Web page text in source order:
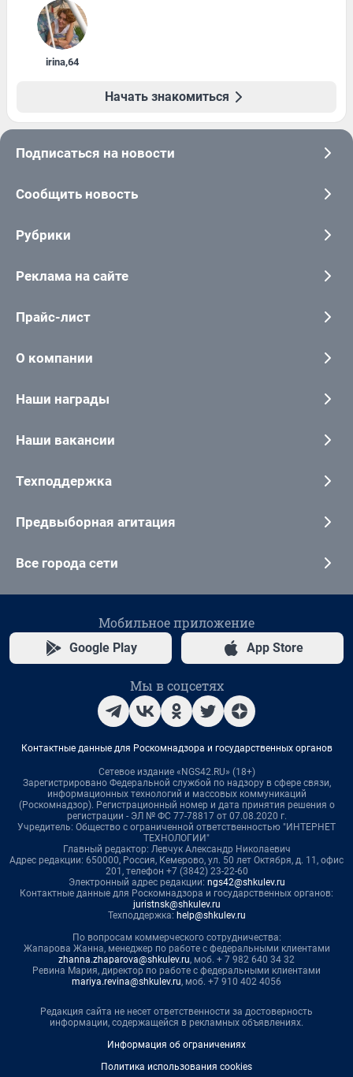
irina,64
Начать знакомиться
Подписаться на новости
Сообщить новость
Рубрики
Реклама на сайте
Прайс-лист
О компании
Наши награды
Наши вакансии
Техподдержка
Предвыборная агитация
Все города сети
Мобильное приложение
Google Play App Store
Мы в соцсетях
Контактные данные для Роскомнадзора и государственных органов
Сетевое издание «NGS42.RU» (18+)
Зарегистрировано Федеральной службой по надзору в сфере связи,
информационных технологий и массовых коммуникаций
(Роскомнадзор). Регистрационный номер и дата принятия решения о
регистрации - ЭЛ № ФС 77-78817 от 07.08.2020 г.
Учредитель: Общество с ограниченной ответственностью "ИНТЕРНЕТ
ТЕХНОЛОГИИ"
Главный редактор: Левчук Александр Николаевич
Адрес редакции: 650000, Россия, Кемерово, ул. 50 лет Октября, д. 11, офис
201, телефон +7 (3842) 23-22-60
Электронный адрес редакции: ngs42@shkulev.ru
Контактные данные для Роскомнадзора и государственных органов:
juristnsk@shkulev.ru
Техподдержка: help@shkulev.ru
По вопросам коммерческого сотрудничества:
Жапарова Жанна, менеджер по работе с федеральными клиентами
zhanna.zhaparova@shkulev.ru, моб. + 7 982 640 34 32
Ревина Мария, директор по работе с федеральными клиентами
mariya.revina@shkulev.ru, моб. +7 910 402 4056
Редакция сайта не несет ответственности за достоверность
информации, содержащейся в рекламных объявлениях.
Информация об ограничениях
Политика использования cookies